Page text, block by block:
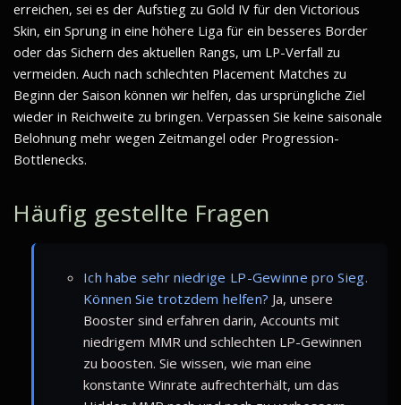
erreichen, sei es der Aufstieg zu Gold IV für den Victorious
Skin, ein Sprung in eine höhere Liga für ein besseres Border
oder das Sichern des aktuellen Rangs, um LP-Verfall zu
vermeiden. Auch nach schlechten Placement Matches zu
Beginn der Saison können wir helfen, das ursprüngliche Ziel
wieder in Reichweite zu bringen. Verpassen Sie keine saisonale
Belohnung mehr wegen Zeitmangel oder Progression-
Bottlenecks.
Häufig gestellte Fragen
Ich habe sehr niedrige LP-Gewinne pro Sieg.
Können Sie trotzdem helfen? Ja, unsere
Booster sind erfahren darin, Accounts mit
niedrigem MMR und schlechten LP-Gewinnen
zu boosten. Sie wissen, wie man eine
konstante Winrate aufrechterhält, um das